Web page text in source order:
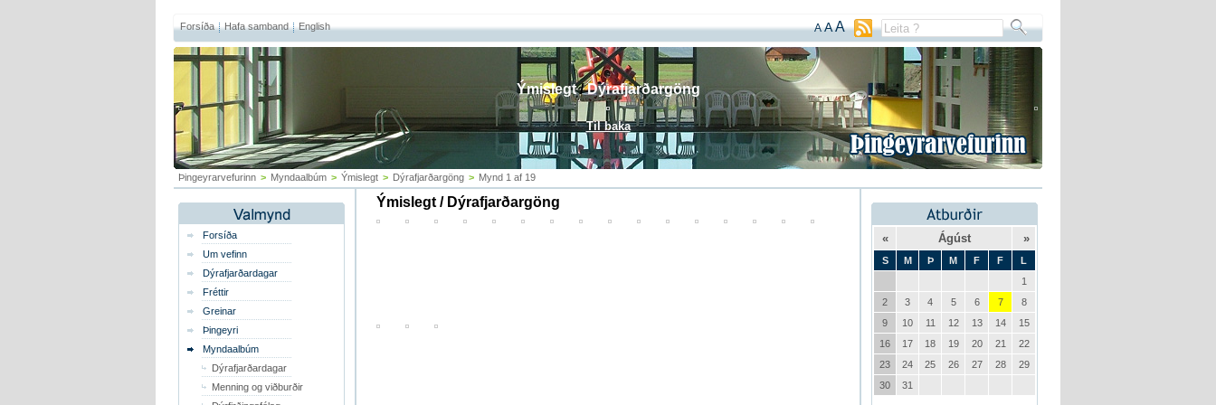
Forsíða Hafa samband English A AA
Þingeyrarvefurinn > Myndaalbúm > Ýmislegt > Dýrafjarðargöng > Mynd 1 af 19
Forsíða
Um vefinn
Dýrafjarðardagar
Fréttir
Greinar
Þingeyri
Myndaalbúm
Dýrafjarðardagar
Menning og viðburðir
Ýmislegt / Dýrafjarðargöng
Ýmislegt/Dýrafjarðargöng
Til baka
« Ágúst »
S M Þ M F F
L
1
2
3 4 5 6 7
8
9
10 11 12 13 14
15
16
17 18 19 20 21
22
23
24 25 26 27 28
29
30
31